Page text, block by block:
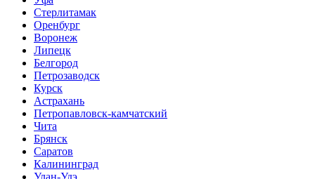
Стерлитамак
Оренбург
Воронеж
Липецк
Белгород
Петрозаводск
Курск
Астрахань
Петропавловск-камчатский
Чита
Брянск
Саратов
Калининград
Улан-Удэ